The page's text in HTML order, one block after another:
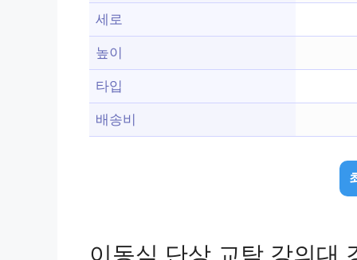
세로
높이
타입
배송비
이동식 단상 교탁 강의대